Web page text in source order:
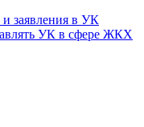
заявления в УК
УК в сфере ЖКХ